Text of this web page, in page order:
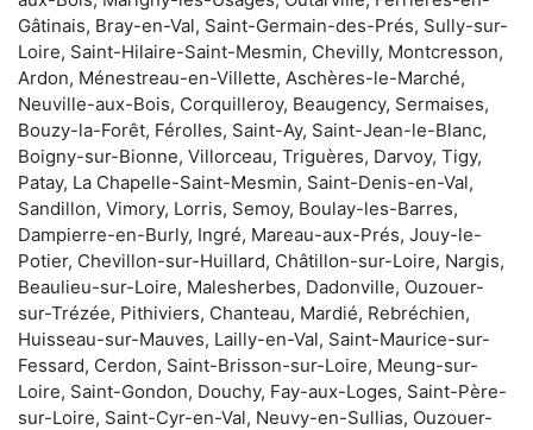
Gâtinais, Bray-en-Val, Saint-Germain-des-Prés, Sully-sur-
Loire, Saint-Hilaire-Saint-Mesmin, Chevilly, Montcresson,
Ardon, Ménestreau-en-Villette, Aschères-le-Marché,
Neuville-aux-Bois, Corquilleroy, Beaugency, Sermaises,
Bouzy-la-Forêt, Férolles, Saint-Ay, Saint-Jean-le-Blanc,
Boigny-sur-Bionne, Villorceau, Triguères, Darvoy, Tigy,
Patay, La Chapelle-Saint-Mesmin, Saint-Denis-en-Val,
Sandillon, Vimory, Lorris, Semoy, Boulay-les-Barres,
Dampierre-en-Burly, Ingré, Mareau-aux-Prés, Jouy-le-
Potier, Chevillon-sur-Huillard, Châtillon-sur-Loire, Nargis,
Beaulieu-sur-Loire, Malesherbes, Dadonville, Ouzouer-
sur-Trézée, Pithiviers, Chanteau, Mardié, Rebréchien,
Huisseau-sur-Mauves, Lailly-en-Val, Saint-Maurice-sur-
Fessard, Cerdon, Saint-Brisson-sur-Loire, Meung-sur-
Loire, Saint-Gondon, Douchy, Fay-aux-Loges, Saint-Père-
sur-Loire, Saint-Cyr-en-Val, Neuvy-en-Sullias, Ouzouer-